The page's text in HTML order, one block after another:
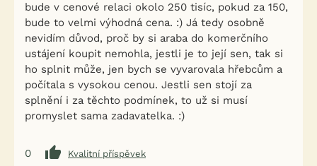
bude v cenové relaci okolo 250 tisíc, pokud za 150,
bude to velmi výhodná cena. :) Já tedy osobně
nevidím důvod, proč by si araba do komerčního
ustájení koupit nemohla, jestli je to její sen, tak si
ho splnit může, jen bych se vyvarovala hřebcům a
počítala s vysokou cenou. Jestli sen stojí za
splnění i za těchto podmínek, to už si musí
promyslet sama zadavatelka. :)
0
Kvalitní příspěvek